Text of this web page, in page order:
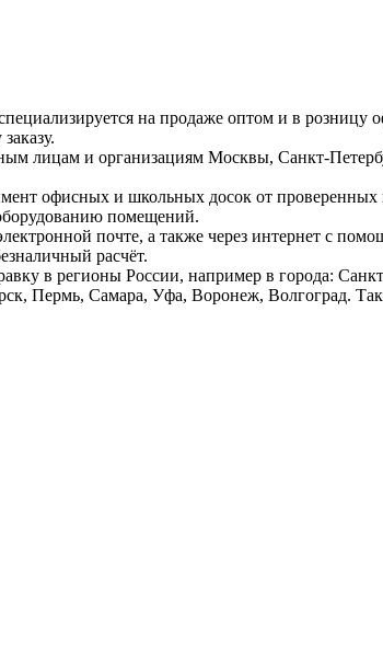
на продаже оптом и в
лицам и организациям Москвы, Санкт-
офисных и школьных досок от
помещений.
почте, а также через интернет с
расчёт.
в регионы России, например в города:
Пермь, Самара, Уфа, Воронеж, Волгоград.